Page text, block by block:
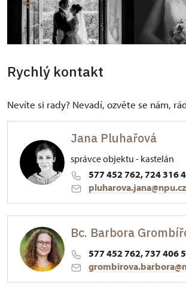
Rychlý kontakt
Nevíte si rady? Nevadí, ozvěte se nám,
Jana Pluhařová
správce objektu - kastelán
577 452 762, 724 316
pluharova.jana@npu.cz
Palackého nám. 376/, Vizovice
Absolventka Gymnázia ve Zlíně,
stavebnictví. Profesní odbornost
absolvováním dvouletého
Bc. Barbora
577 452 762, 737 406